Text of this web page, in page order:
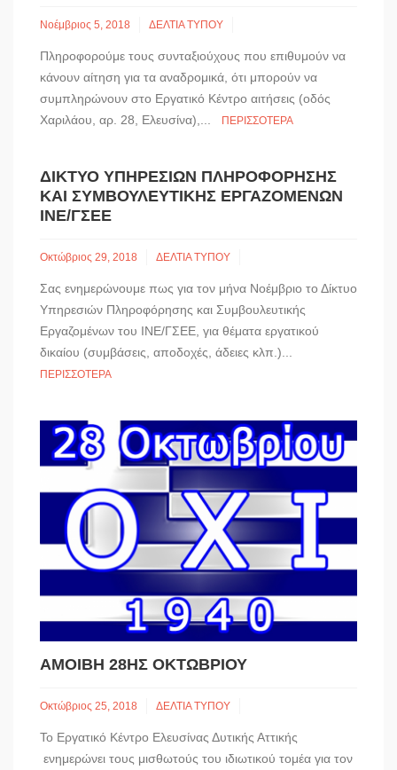
Νοέμβριος 5, 2018 ΔΕΛΤΙΑ ΤΥΠΟΥ
Πληροφορούμε τους συνταξιούχους που επιθυμούν να
κάνουν αίτηση για τα αναδρομικά, ότι μπορούν να
συμπληρώνουν στο Εργατικό Κέντρο αιτήσεις (οδός
Χαριλάου, αρ. 28, Ελευσίνα),...
ΠΕΡΙΣΣΌΤΕΡΑ
ΔΊΚΤΥΟ ΥΠΗΡΕΣΙΏΝ ΠΛΗΡΟΦΌΡΗΣΗΣ
ΚΑΙ ΣΥΜΒΟΥΛΕΥΤΙΚΉΣ ΕΡΓΑΖΟΜΈΝΩΝ
ΙΝΕ/ΓΣΕΕ
Οκτώβριος 29, 2018 ΔΕΛΤΙΑ ΤΥΠΟΥ
Σας ενημερώνουμε πως για τον μήνα Νοέμβριο το Δίκτυο
Υπηρεσιών Πληροφόρησης και Συμβουλευτικής
Εργαζομένων του ΙΝΕ/ΓΣΕΕ, για θέματα εργατικού
δικαίου (συμβάσεις, αποδοχές, άδειες κλπ.)...
ΠΕΡΙΣΣΌΤΕΡΑ
ΑΜΟΙΒΉ 28ΗΣ ΟΚΤΩΒΡΊΟΥ
Οκτώβριος 25, 2018 ΔΕΛΤΙΑ ΤΥΠΟΥ
Το Εργατικό Κέντρο Ελευσίνας Δυτικής Αττικής
ενημερώνει τους μισθωτούς του ιδιωτικού τομέα για τον